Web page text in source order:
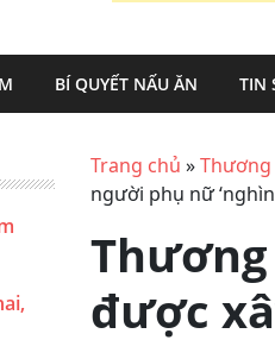
BÍ QUYẾT NẤU ĂN TIN
Trang chủ »
người phụ nữ ‘nghìn
được